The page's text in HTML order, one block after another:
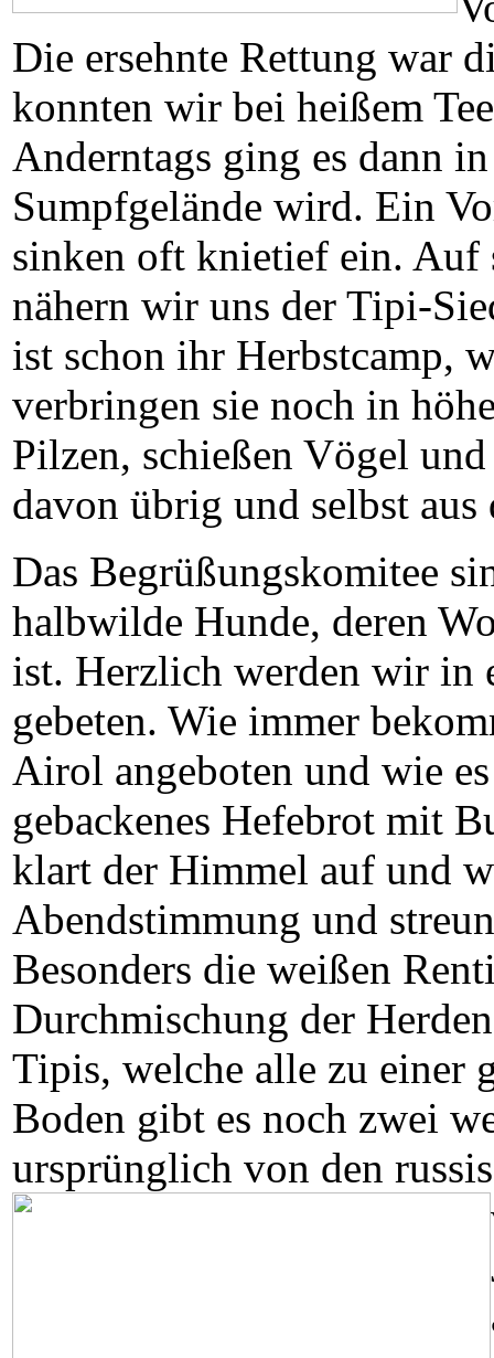
Die ersehnte Rettung war
konnten wir bei heißem
Anderntags ging es dann
Sumpfgelände wird. Ein
sinken oft knietief ein. Auf
nähern wir uns der Tipi-
ist schon ihr Herbstcamp,
verbringen sie noch in
Pilzen, schießen Vögel
davon übrig und selbst
Das Begrüßungskomitee
halbwilde Hunde, deren
ist. Herzlich werden wir in
gebeten. Wie immer
Airol angeboten und wie
gebackenes Hefebrot mit
klart der Himmel auf und
Abendstimmung und
Besonders die weißen
Durchmischung der
Tipis, welche alle zu einer
Boden gibt es noch zwei
ursprünglich von den